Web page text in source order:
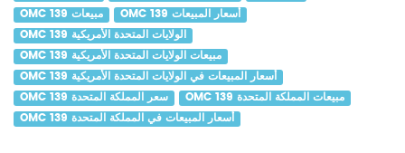
OMC 139 مبيعات OMC 139 أسعار المبيعات
OMC 139 الولايات المتحدة الأمريكية
OMC 139 مبيعات الولايات المتحدة الأمريكية
OMC 139 أسعار المبيعات في الولايات المتحدة الأمريكية
OMC 139 سعر المملكة المتحدة OMC 139 مبيعات المملكة المتحدة
OMC 139 أسعار المبيعات في المملكة المتحدة